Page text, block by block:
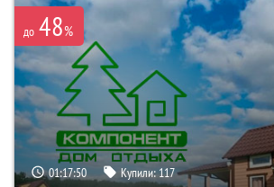
до 48%
01:17:49 Купили: 117